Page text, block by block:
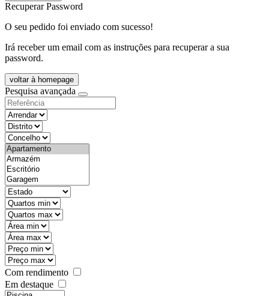
Recuperar Password
O seu pedido foi enviado com sucesso!
Irá receber um email com as instruções para recuperar a sua
password.
voltar à homepage
Pesquisa avançada
objective
districtId
countyId
types
state
mintypo
maxtypo
minarea
maxarea
minprice
maxprice
Com rendimento
Em destaque